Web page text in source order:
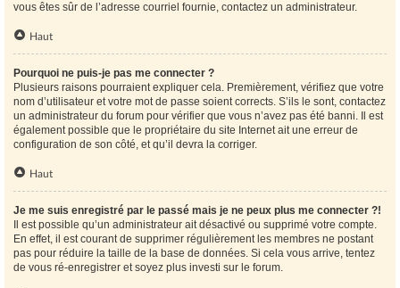
vous êtes sûr de l’adresse courriel fournie, contactez un administrateur.
Haut
Pourquoi ne puis-je pas me connecter ?
Plusieurs raisons pourraient expliquer cela. Premièrement, vérifiez que votre
nom d’utilisateur et votre mot de passe soient corrects. S’ils le sont, contactez
un administrateur du forum pour vérifier que vous n’avez pas été banni. Il est
également possible que le propriétaire du site Internet ait une erreur de
configuration de son côté, et qu’il devra la corriger.
Haut
Je me suis enregistré par le passé mais je ne peux plus me connecter ?!
Il est possible qu’un administrateur ait désactivé ou supprimé votre compte.
En effet, il est courant de supprimer régulièrement les membres ne postant
pas pour réduire la taille de la base de données. Si cela vous arrive, tentez
de vous ré-enregistrer et soyez plus investi sur le forum.